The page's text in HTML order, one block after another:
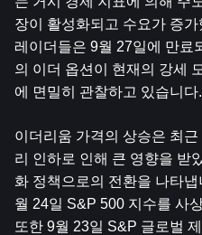
장이 활성화되고 수요가 증
레이더들은 9월 27일에 만료
의 이더 옵션이 현재의 강세
에 면밀히 관찰하고 있습니다.
이더리움 가격의 상승은 최
리 인하로 인해 큰 영향을 받
화 정책으로의 전환을 나타
월 24일 S&P 500 지수를 사
또한 9월 23일 S&P 글로벌